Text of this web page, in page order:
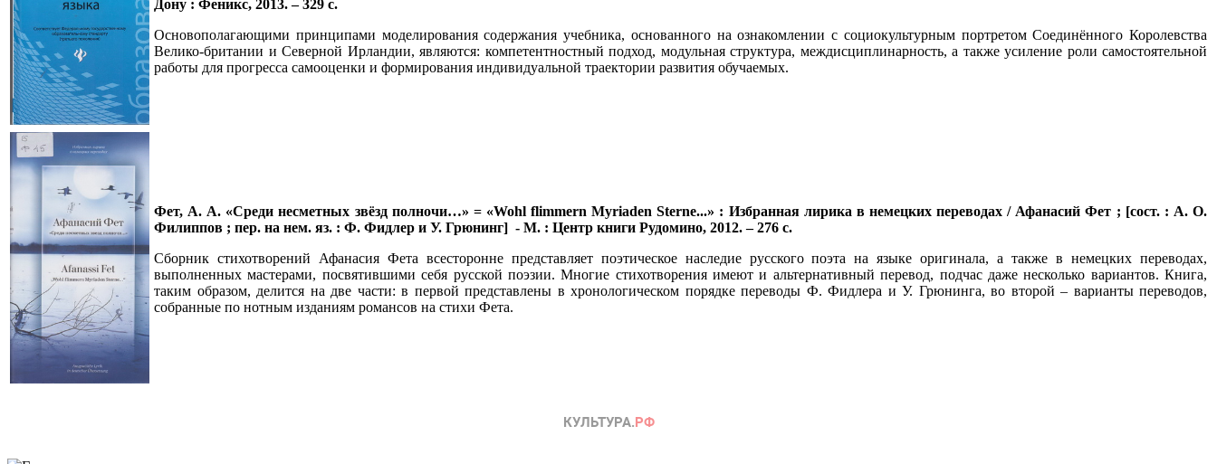
Дону : Феникс, 2013. – 329 с.
Основополагающими принципами моделирования содержания учебника, основанного на ознакомлении с социокультурным портретом Соединённого Королевства
Велико-британии и Северной Ирландии, являются: компетентностный подход, модульная структура, междисциплинарность, а также усиление роли самостоятельной
работы для прогресса самооценки и формирования индивидуальной траектории развития обучаемых.
Фет, А. А. «Среди несметных звёзд полночи…» = «Wohl flimmern Myriaden Sterne...» : Избранная лирика в немецких переводах / Афанасий Фет ; [сост. : А. О.
Филиппов ; пер. на нем. яз. : Ф. Фидлер и У. Грюнинг] - М. : Центр книги Рудомино, 2012. – 276 с.
Сборник стихотворений Афанасия Фета всесторонне представляет поэтическое наследие русского поэта на языке оригинала, а также в немецких переводах,
выполненных мастерами, посвятившими себя русской поэзии. Многие стихотворения имеют и альтернативный перевод, подчас даже несколько вариантов. Книга,
таким образом, делится на две части: в первой представлены в хронологическом порядке переводы Ф. Фидлера и У. Грюнинга, во второй – варианты переводов,
собранные по нотным изданиям романсов на стихи Фета.